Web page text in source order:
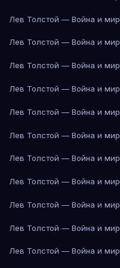
Лев Толстой — Война и мир
Лев Толстой — Война и мир
Лев Толстой — Война и мир
Лев Толстой — Война и мир
Лев Толстой — Война и мир
Лев Толстой — Война и мир
Лев Толстой — Война и мир
Лев Толстой — Война и мир
Лев Толстой — Война и мир
Лев Толстой — Война и мир
Лев Толстой — Война и мир